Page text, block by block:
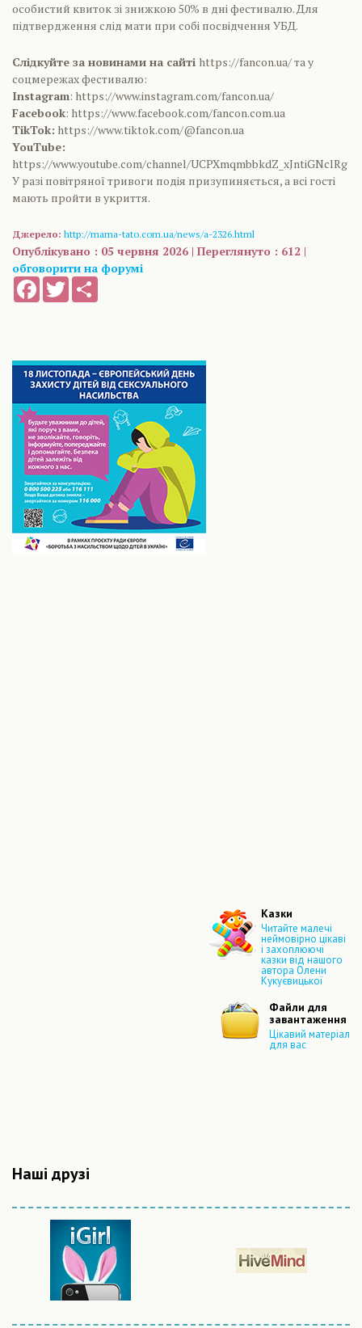
особистий квиток зі знижкою 50% в дні фестивалю. Для
підтвердження слід мати при собі посвідчення УБД.
Слідкуйте за новинами на сайті https://fancon.ua/ та у
соцмережах фестивалю:
Instagram: https://www.instagram.com/fancon.ua/
Facebook: https://www.facebook.com/fancon.com.ua
TikTok: https://www.tiktok.com/@fancon.ua
YouTube:
https://www.youtube.com/channel/UCPXmqmbbkdZ_xJntiGNclRg
У разі повітряної тривоги подія призупиняється, а всі гості
мають пройти в укриття.
Джерело: http://mama-tato.com.ua/news/a-2326.html
Опублікувано : 05 червня 2026 | Переглянуто : 612 |
обговорити на форумі
FacebookTwitter
Казки
Читайте малечі
неймовірно цікаві
і захоплюючі
казки від нашого
автора Олени
Кукуєвицької
Файли для
завантаження
Цікавий матеріал
для вас
Наші друзі